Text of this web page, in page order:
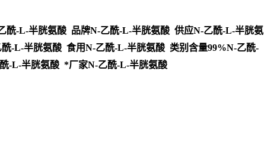
-L-半胱氨酸 品牌N-乙酰-L-半胱氨酸 供应N-乙酰-L-半胱氨
-L-半胱氨酸 食用N-乙酰-L-半胱氨酸 类别含量99%N-乙酰-
-L-半胱氨酸 *厂家N-乙酰-L-半胱氨酸